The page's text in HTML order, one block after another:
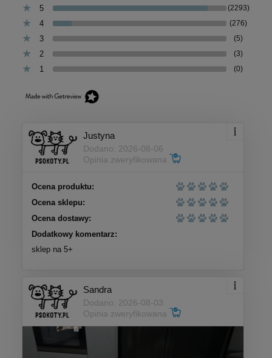
5 (2293)
4 (276)
3 (5)
2 (3)
1 (0)
Justyna
Dodano: 2026-08-06
Opinia zweryfikowana
Ocena produktu:
Ocena sklepu:
Ocena dostawy:
Dodatkowy komentarz:
sklep na 5+
Sandra
Dodano: 2026-08-03
Opinia zweryfikowana